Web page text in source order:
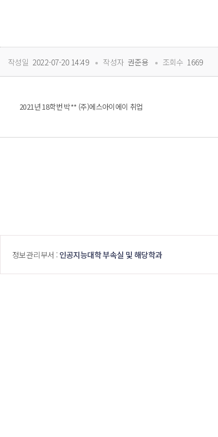
작성일 2022-07-20 14:49 작성자 권준용 조회수 1669
2021년 18학번 박** (주)에스아이에이 취업
정보관리부서 : 인공지능대학 부속실 및 해당학과